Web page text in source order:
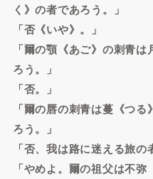
く》の者であろう。」
「否《いや》。」
「爾の顎《あご》の刺青
ろう。」
「否。」
「爾の唇の刺青は蔓《つ
ろう。」
「否、我は路に迷える旅の
「やめよ。爾の祖父は不